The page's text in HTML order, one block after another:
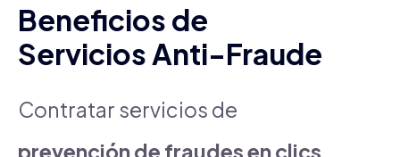
Beneficios de
Servicios Anti-Fraude
Contratar servicios de
prevención de fraudes en clics